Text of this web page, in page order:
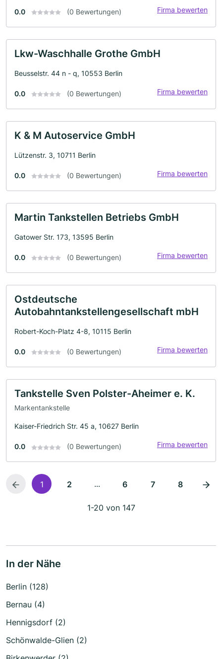
0.0 (0 Bewertungen) Firma bewerten
Lkw-Waschhalle Grothe GmbH
Beusselstr. 44 n - q, 10553 Berlin
0.0 (0 Bewertungen) Firma bewerten
K & M Autoservice GmbH
Lützenstr. 3, 10711 Berlin
0.0 (0 Bewertungen) Firma bewerten
Martin Tankstellen Betriebs GmbH
Gatower Str. 173, 13595 Berlin
0.0 (0 Bewertungen) Firma bewerten
Ostdeutsche
Autobahntankstellengesellschaft mbH
Robert-Koch-Platz 4-8, 10115 Berlin
0.0 (0 Bewertungen) Firma bewerten
Tankstelle Sven Polster-Aheimer e. K.
Markentankstelle
Kaiser-Friedrich Str. 45 a, 10627 Berlin
0.0 (0 Bewertungen) Firma bewerten
1 2 ... 6 7 8
1-20 von 147
In der Nähe
Berlin (128)
Bernau (4)
Hennigsdorf (2)
Schönwalde-Glien (2)